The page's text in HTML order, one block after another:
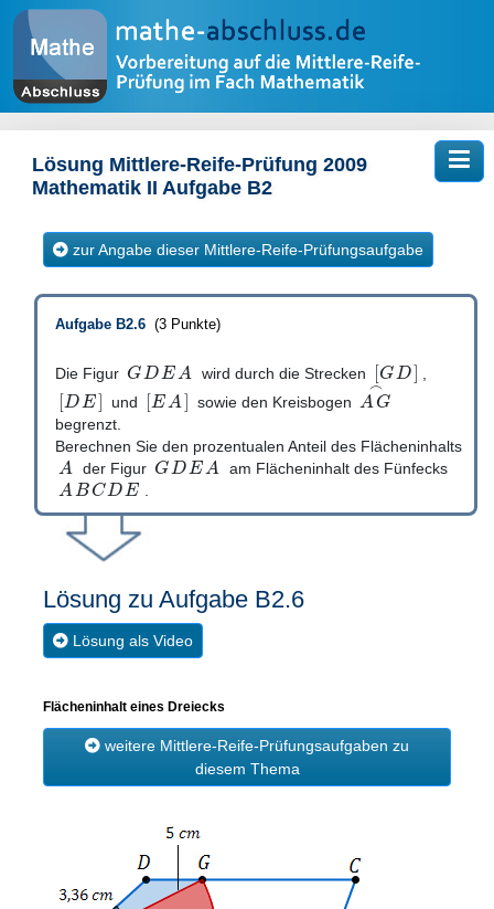
Lösung Mittlere-Reife-Prüfung 2009
Mathematik II Aufgabe B2
zur Angabe dieser Mittlere-Reife-Prüfungsaufgabe
Aufgabe B2.6 (3 Punkte)
Die Figur GDEA wird durch die Strecken [GD]
[DE] und [EA] sowie den Kreisbogen AG
⌢
begrenzt.
Berechnen Sie den prozentualen Anteil des Flächeninhalts
A der Figur GDEA am Flächeninhalt des Fünfecks
ABCDE
Lösung zu Aufgabe B2.6
Lösung als Video
Flächeninhalt eines Dreiecks
weitere Mittlere-Reife-Prüfungsaufgaben zu
diesem Thema